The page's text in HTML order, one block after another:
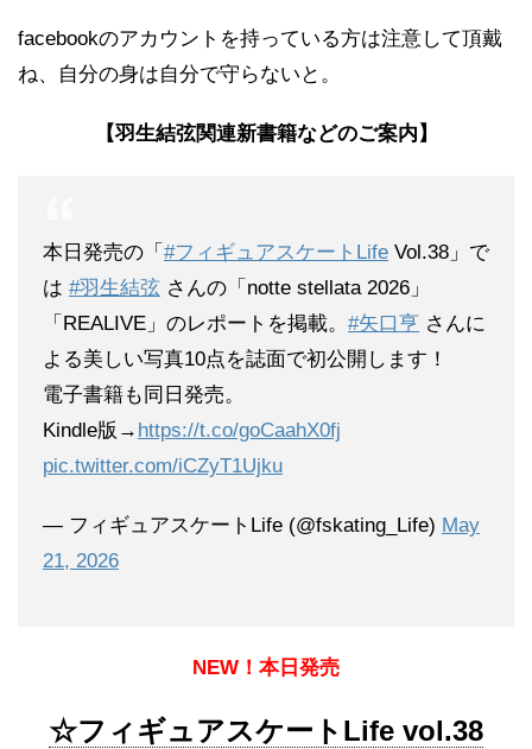
facebookのアカウントを持っている方は注意して頂戴
ね、自分の身は自分で守らないと。
【羽生結弦関連新書籍などのご案内】
本日発売の「 #フィギュアスケートLife Vol.38」で
は #羽生結弦 さんの「notte stellata 2026」
「REALIVE」のレポートを掲載。 #矢口亨 さんに
よる美しい写真10点を誌面で初公開します！
電子書籍も同日発売。
Kindle版→ https://t.co/goCaahX0fj
pic.twitter.com/iCZyT1Ujku
— フィギュアスケートLife (@fskating_Life) May
21, 2026
NEW！本日発売
☆フィギュアスケートLife vol.38